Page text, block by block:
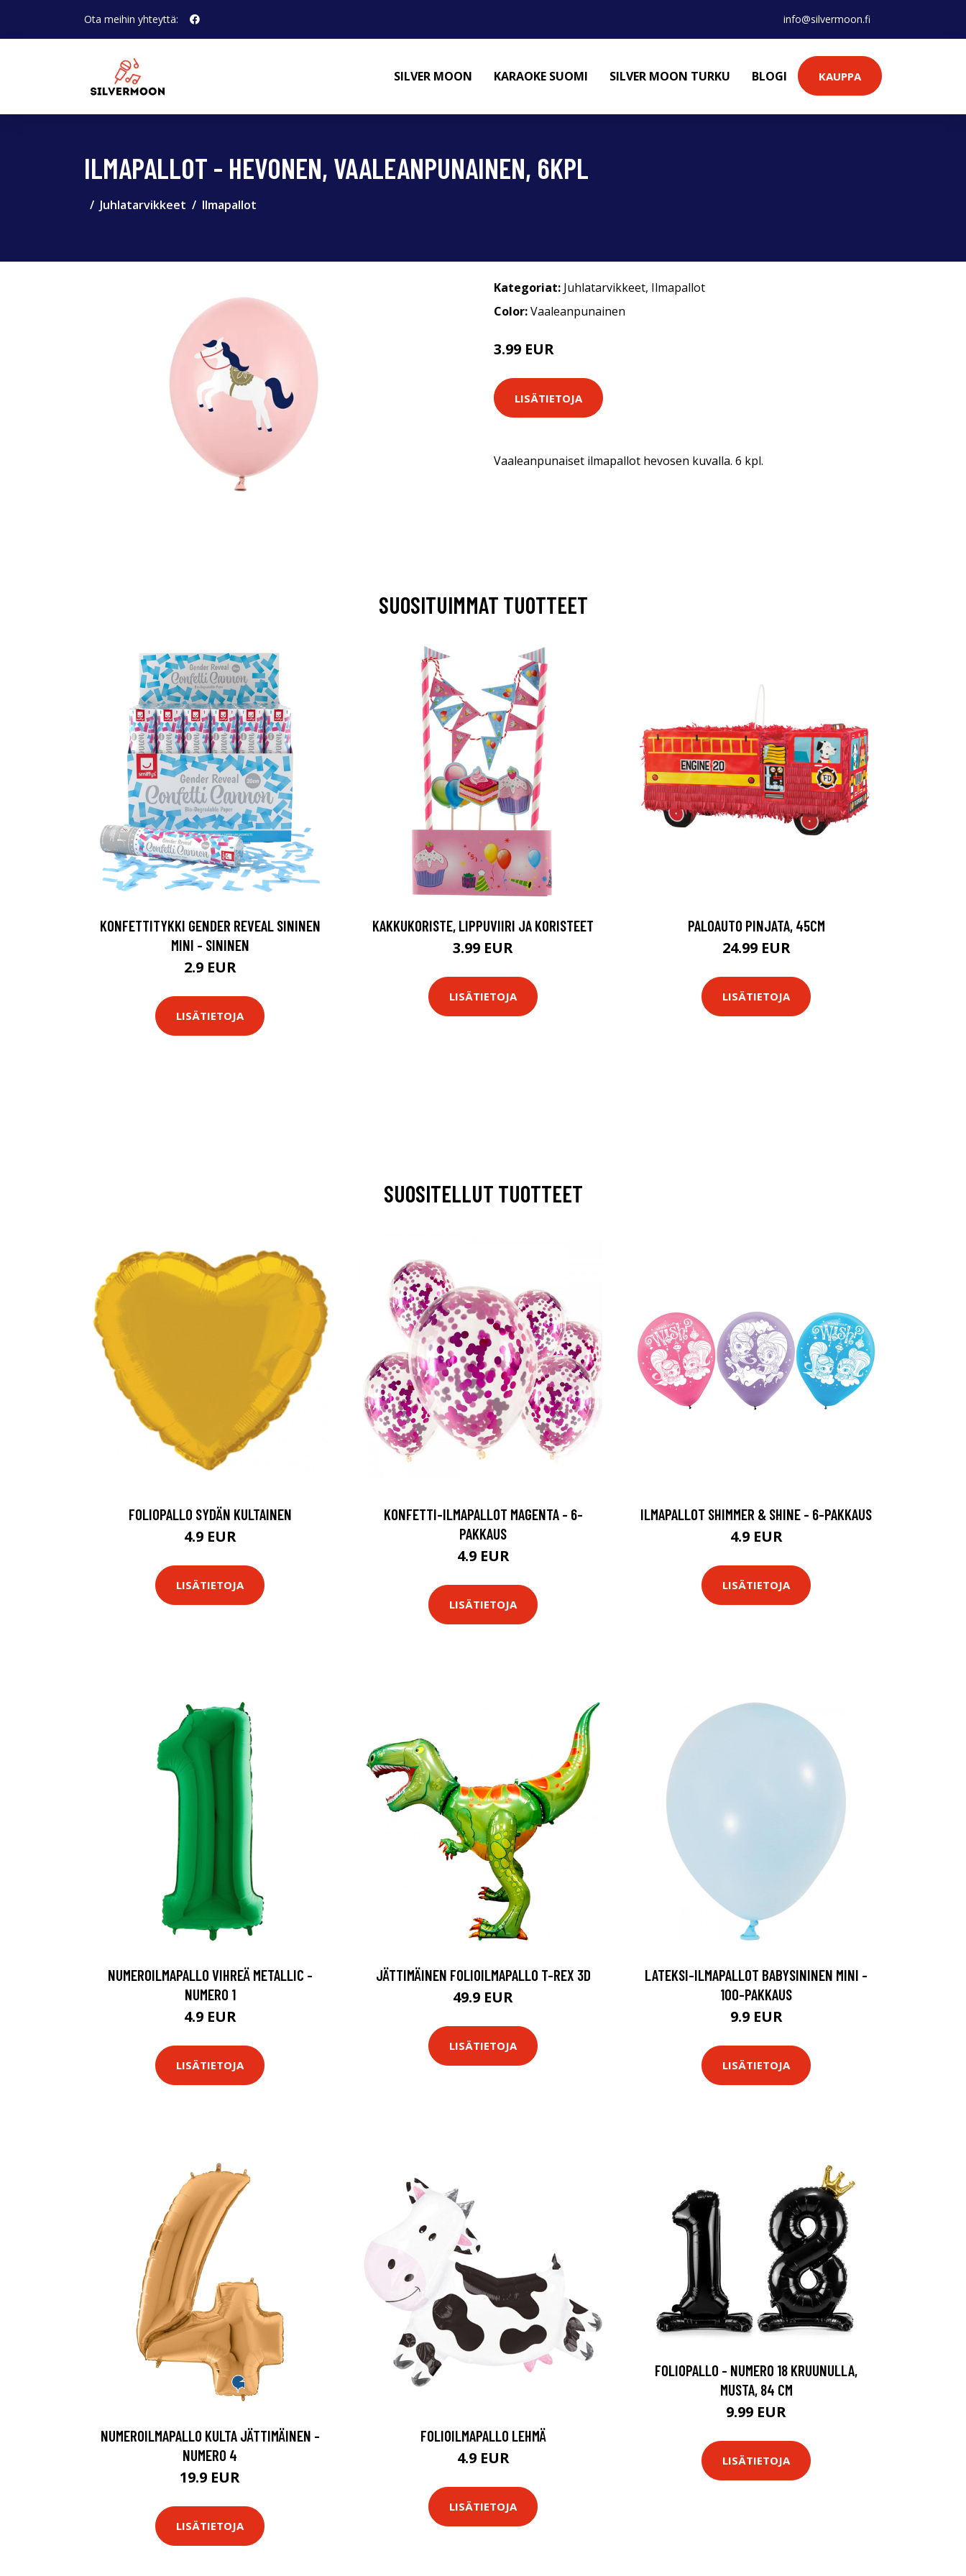
Ota meihin yhteyttä: info@silvermoon.fi
SILVER MOON KARAOKE SUOMI SILVER MOON TURKU BLOGI KAUPPA
ILMAPALLOT - HEVONEN, VAALEANPUNAINEN, 6KPL
Juhlatarvikkeet Ilmapallot
Kategoriat: Juhlatarvikkeet, Ilmapallot
Color:Vaaleanpunainen
3.99 EUR
LISÄTIETOJA
Vaaleanpunaiset ilmapallot hevosen kuvalla. 6 kpl.
SUOSITUIMMAT TUOTTEET
KONFETTITYKKI GENDER REVEAL SININEN
MINI - SININEN
2.9 EUR
LISÄTIETOJA
KAKKUKORISTE, LIPPUVIIRI JA KORISTEET
3.99 EUR
LISÄTIETOJA
PALOAUTO PINJATA, 45CM
24.99 EUR
LISÄTIETOJA
SUOSITELLUT TUOTTEET
FOLIOPALLO SYDÄN KULTAINEN
4.9 EUR
LISÄTIETOJA
KONFETTI-ILMAPALLOT MAGENTA - 6-
PAKKAUS
4.9 EUR
LISÄTIETOJA
ILMAPALLOT SHIMMER & SHINE - 6-PAKKAUS
4.9 EUR
LISÄTIETOJA
NUMEROILMAPALLO VIHREÄ METALLIC -
NUMERO 1
4.9 EUR
LISÄTIETOJA
JÄTTIMÄINEN FOLIOILMAPALLO T-REX 3D
49.9 EUR
LISÄTIETOJA
LATEKSI-ILMAPALLOT BABYSININEN MINI -
100-PAKKAUS
9.9 EUR
LISÄTIETOJA
NUMEROILMAPALLO KULTA JÄTTIMÄINEN -
NUMERO 4
19.9 EUR
LISÄTIETOJA
FOLIOILMAPALLO LEHMÄ
4.9 EUR
LISÄTIETOJA
FOLIOPALLO - NUMERO 18 KRUUNULLA,
MUSTA, 84 CM
9.99 EUR
LISÄTIETOJA